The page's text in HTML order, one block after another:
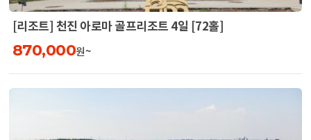
[리조트] 천진 아로마 골프리조트 4일 [72홀]
870,000원~